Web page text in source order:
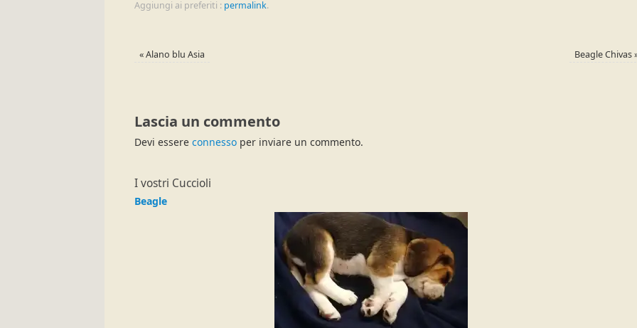
Aggiungi ai preferiti : permalink.
«Alano blu Asia Beagle Chivas
Lascia un commento
Devi essere connesso per inviare un commento.
I vostri Cuccioli
Beagle